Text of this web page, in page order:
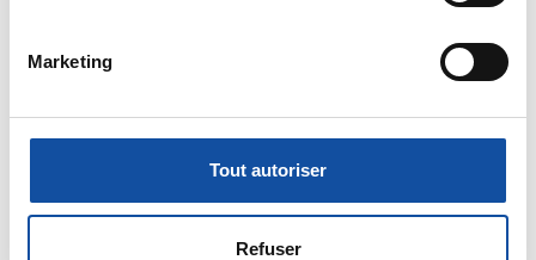
Identifier votre appareil en l'analysant activement
pour en relever les caractéristiques spécifiques
personnelles et définir vos préférences, reportez-vous à
votre consentement à tout moment à partir de la
déclaration sur les cookies.
Marketing
Tout autoriser
Refuser
Vivi A